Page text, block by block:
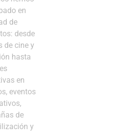
en
de
desde
de cine y
hasta
en
eventos
de
y